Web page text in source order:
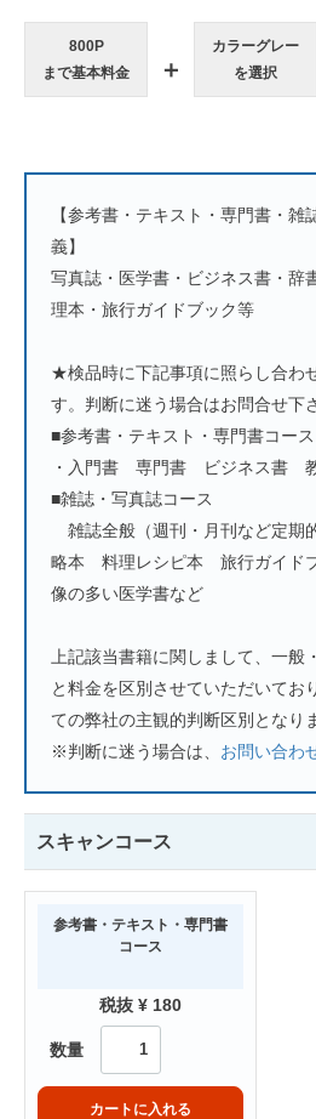
800P
まで基本料金
＋
カラーグレー
を選択
【参考書・テキスト・専門書・雑
義】
写真誌・医学書・ビジネス書・辞
理本・旅行ガイドブック等
★検品時に下記事項に照らし合わ
す。判断に迷う場合はお問合せ下
■参考書・テキスト・専門書コース
・入門書 専門書 ビジネス書
■雑誌・写真誌コース
雑誌全般（週刊・月刊など定
略本 料理レシピ本 旅行ガイ
像の多い医学書など
上記該当書籍に関しまして、一般
と料金を区別させていただいてお
ての弊社の主観的判断区別となり
※判断に迷う場合は、 お問い合わ
スキャンコース
参考書・テキスト・専門書
コース
税抜 ¥ 180
数量
カートに入れる